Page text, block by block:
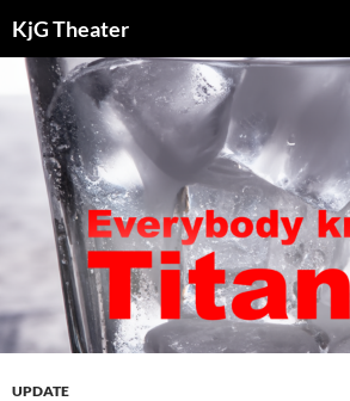
Inhalt
springen
KjG Theater
UPDATE